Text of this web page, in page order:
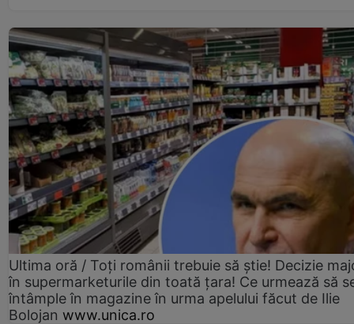
Ultima oră / Toți românii trebuie să știe! Decizie
în supermarketurile din toată țara! Ce urmează să
întâmple în magazine în urma apelului făcut de Ilie
Bolojan www.unica.ro